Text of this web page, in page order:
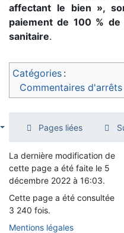
affectant le bien »,
paiement de 100 %
sanitaire.
Catégories :
Commentaires d'arrêts
Pages liées
La dernière modification de
cette page a été faite le 5
décembre 2022 à 16:03.
Cette page a été consultée
3 240 fois.
Mentions légales